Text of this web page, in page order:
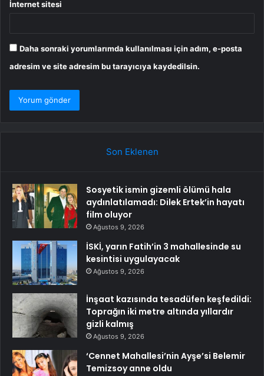
İnternet sitesi
Daha sonraki yorumlarımda kullanılması için adım, e-posta
adresim ve site adresim bu tarayıcıya kaydedilsin.
Son Eklenen
Sosyetik ismin gizemli ölümü hala
aydınlatılamadı: Dilek Ertek’in hayatı
film oluyor
Ağustos 9, 2026
İSKİ, yarın Fatih’in 3 mahallesinde su
kesintisi uygulayacak
Ağustos 9, 2026
İnşaat kazısında tesadüfen keşfedildi:
Toprağın iki metre altında yıllardır
gizli kalmış
Ağustos 9, 2026
‘Cennet Mahallesi’nin Ayşe’si Belemir
Temizsoy anne oldu